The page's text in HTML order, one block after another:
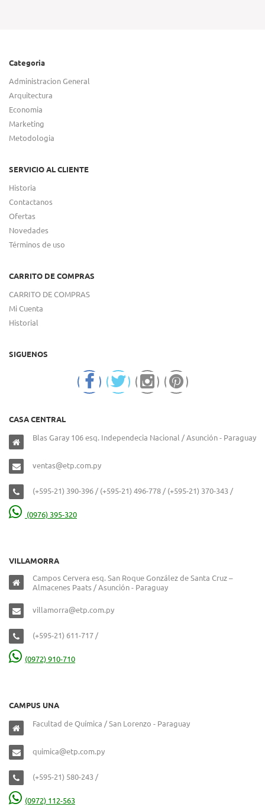
Categoria
Administracion General
Arquitectura
Economia
Marketing
Metodologia
SERVICIO AL CLIENTE
Historia
Contactanos
Ofertas
Novedades
Términos de uso
CARRITO DE COMPRAS
CARRITO DE COMPRAS
Mi Cuenta
Historial
SIGUENOS
CASA CENTRAL
Blas Garay 106 esq. Independecia Nacional / Asunción - Paraguay
ventas@etp.com.py
(+595-21) 390-396 / (+595-21) 496-778 / (+595-21) 370-343 /
(0976) 395-320
VILLAMORRA
Campos Cervera esq. San Roque González de Santa Cruz –
Almacenes Paats / Asunción - Paraguay
villamorra@etp.com.py
(+595-21) 611-717 /
(0972) 910-710
CAMPUS UNA
Facultad de Química / San Lorenzo - Paraguay
quimica@etp.com.py
(+595-21) 580-243 /
(0972) 112-563